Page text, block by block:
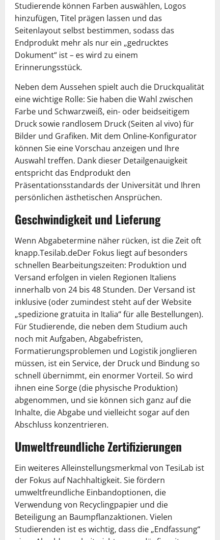
Studierende können Farben auswählen, Logos
hinzufügen, Titel prägen lassen und das
Seitenlayout selbst bestimmen, sodass das
Endprodukt mehr als nur ein „gedrucktes
Dokument“ ist – es wird zu einem
Erinnerungsstück.
Neben dem Aussehen spielt auch die Druckqualität
eine wichtige Rolle: Sie haben die Wahl zwischen
Farbe und Schwarzweiß, ein- oder beidseitigem
Druck sowie randlosem Druck (Seiten al vivo) für
Bilder und Grafiken. Mit dem Online-Konfigurator
können Sie eine Vorschau anzeigen und Ihre
Auswahl treffen. Dank dieser Detailgenauigkeit
entspricht das Endprodukt den
Präsentationsstandards der Universität und Ihren
persönlichen ästhetischen Ansprüchen.
Geschwindigkeit und Lieferung
Wenn Abgabetermine näher rücken, ist die Zeit oft
knapp.Tesilab.deDer Fokus liegt auf besonders
schnellen Bearbeitungszeiten: Produktion und
Versand erfolgen in vielen Regionen Italiens
innerhalb von 24 bis 48 Stunden. Der Versand ist
inklusive (oder zumindest steht auf der Website
„spedizione gratuita in Italia“ für alle Bestellungen).
Für Studierende, die neben dem Studium auch
noch mit Aufgaben, Abgabefristen,
Formatierungsproblemen und Logistik jonglieren
müssen, ist ein Service, der Druck und Bindung so
schnell übernimmt, ein enormer Vorteil. So wird
ihnen eine Sorge (die physische Produktion)
abgenommen, und sie können sich ganz auf die
Inhalte, die Abgabe und vielleicht sogar auf den
Abschluss konzentrieren.
Umweltfreundliche Zertifizierungen
Ein weiteres Alleinstellungsmerkmal von TesiLab ist
der Fokus auf Nachhaltigkeit. Sie fördern
umweltfreundliche Einbandoptionen, die
Verwendung von Recyclingpapier und die
Beteiligung an Baumpflanzaktionen. Vielen
Studierenden ist es wichtig, dass die „Endfassung“